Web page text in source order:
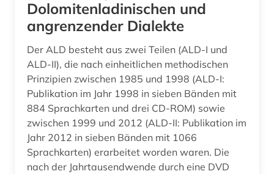
fotografie (2)
francesco (1)
frankokanadisch (2)
frankreich (29)
frankreich <nord> (1)
französisch (83)
Dolomitenladinischen und
angrenzender Dialekte
Der ALD besteht aus zwei Teilen (ALD-I und
ALD-II), die nach einheitlichen methodischen
Prinzipien zwischen 1985 und 1998 (ALD-I:
Publikation im Jahr 1998 in sieben Bänden mit
884 Sprachkarten und drei CD-ROM) sowie
zwischen 1999 und 2012 (ALD-II: Publikation im
Jahr 2012 in sieben Bänden mit 1066
Sprachkarten) erarbeitet worden waren. Die
nach der Jahrtausendwende durch eine DVD